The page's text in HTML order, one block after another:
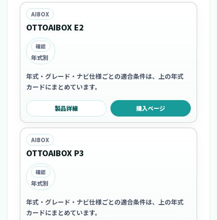
AIBOX
OTTOAIBOX E2
確認
年式別
年式・グレード・ナビ仕様ごとの適合条件は、上の年式
カードにまとめています。
製品詳細 購入ページ
AIBOX
OTTOAIBOX P3
確認
年式別
年式・グレード・ナビ仕様ごとの適合条件は、上の年式
カードにまとめています。